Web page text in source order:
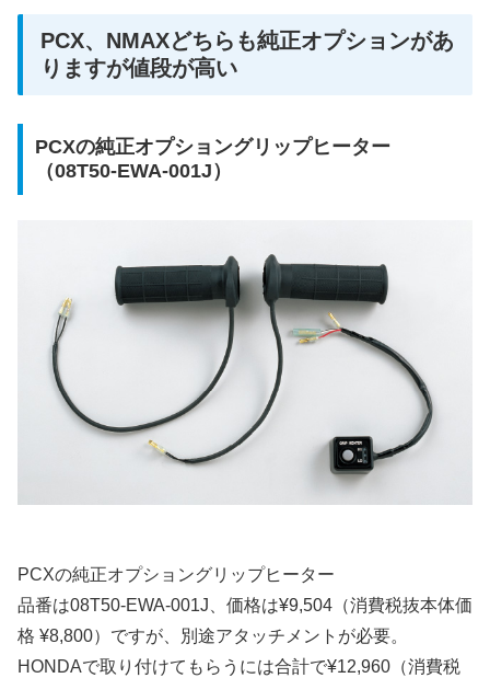
PCX、NMAXどちらも純正オプションがあ
りますが値段が高い
PCXの純正オプショングリップヒーター
（08T50-EWA-001J）
PCXの純正オプショングリップヒーター
品番は08T50-EWA-001J、価格は¥9,504（消費税抜本体価
格 ¥8,800）ですが、別途アタッチメントが必要。
HONDAで取り付けてもらうには合計で¥12,960（消費税